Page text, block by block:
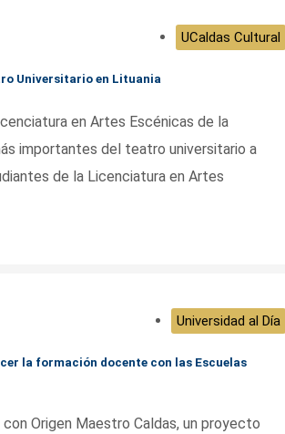
UCaldas Cultural
Universitario en Lituania
en Artes Escénicas de la
importantes del teatro universitario a
de la Licenciatura en Artes
Universidad al Día
la formación docente con las Escuelas
Origen Maestro Caldas, un proyecto